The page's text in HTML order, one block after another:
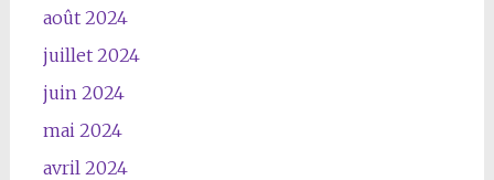
août 2024
juillet 2024
juin 2024
mai 2024
avril 2024